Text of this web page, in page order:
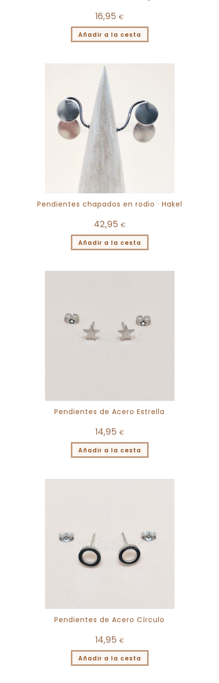
16,95 €
Añadir a la cesta
Pendientes chapados en rodio · Hakel
42,95 €
Añadir a la cesta
Pendientes de Acero Estrella
14,95 €
Añadir a la cesta
Pendientes de Acero Círculo
14,95 €
Añadir a la cesta